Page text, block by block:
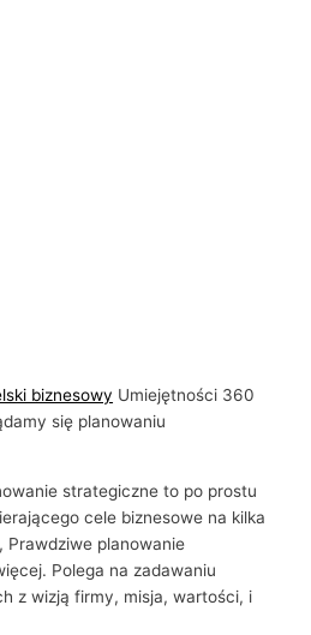
biznesowy Umiejętności 360
się planowaniu
strategiczne to po prostu
cele biznesowe na kilka
Prawdziwe planowanie
Polega na zadawaniu
z wizją firmy, misja, wartości, i